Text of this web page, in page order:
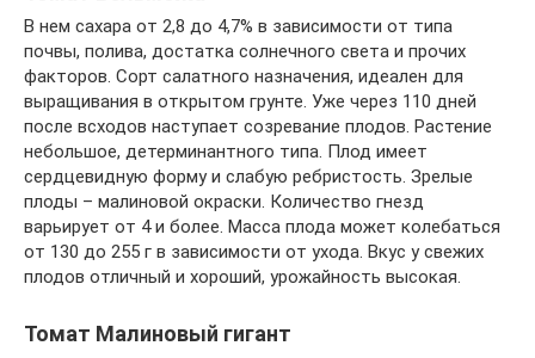
В нем сахара от 2,8 до 4,7% в зависимости от типа
почвы, полива, достатка солнечного света и прочих
факторов. Сорт салатного назначения, идеален для
выращивания в открытом грунте. Уже через 110 дней
после всходов наступает созревание плодов. Растение
небольшое, детерминантного типа. Плод имеет
сердцевидную форму и слабую ребристость. Зрелые
плоды – малиновой окраски. Количество гнезд
варьирует от 4 и более. Масса плода может колебаться
от 130 до 255 г в зависимости от ухода. Вкус у свежих
плодов отличный и хороший, урожайность высокая.
Томат Малиновый гигант